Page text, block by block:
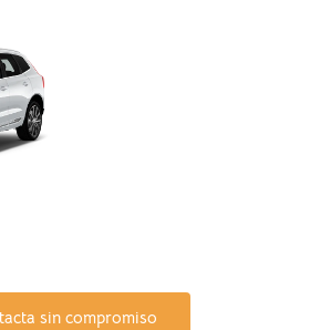
sin compromiso